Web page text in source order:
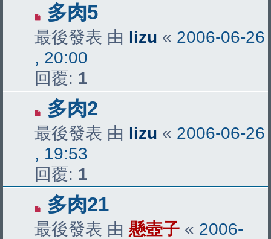
多肉5
最後發表 由 lizu « 2006-06-26
, 20:00
回覆: 1
多肉2
最後發表 由 lizu « 2006-06-26
, 19:53
回覆: 1
多肉21
最後發表 由 懸壺子 « 2006-